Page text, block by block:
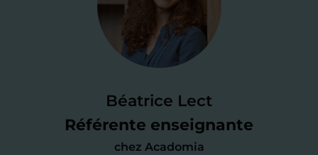
Béatrice Lect
Référente enseignante
chez Acadomia
candidature
test de 15 minutes
des programmes scolaires(et pouvoir
me mettre à jour au besoin) et
j’échange en direct avec un chargé de